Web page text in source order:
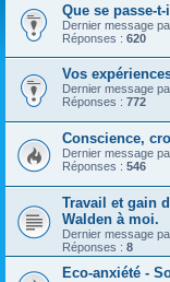
Que se passe-
Dernier message
Réponses : 620
Vos
Dernier message
Réponses : 772
Conscience,
Dernier message
Réponses : 546
Travail et gain
Walden à moi.
Dernier message
Réponses : 8
Eco-anxiété -